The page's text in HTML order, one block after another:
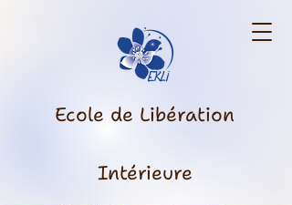
Ecole de Libération
Intérieure